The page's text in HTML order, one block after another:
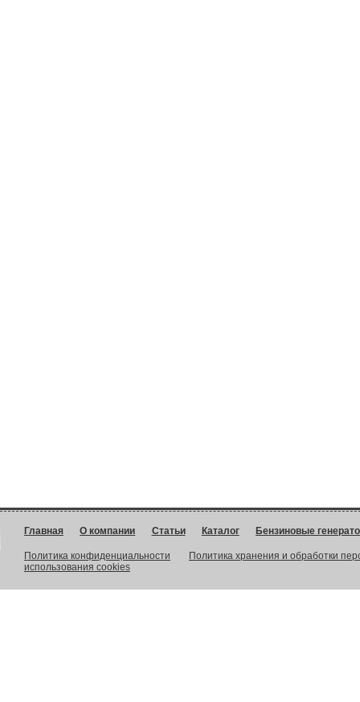
Главная О компании Статьи Каталог Бензиновые
Политика конфиденциальности
Политика хранения и обработки
использования cookies